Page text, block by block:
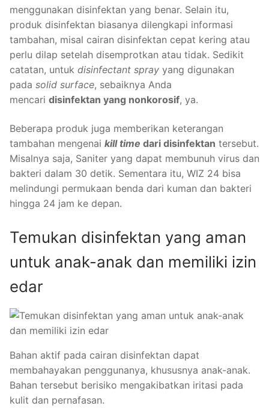
menggunakan disinfektan yang benar. Selain itu,
produk disinfektan biasanya dilengkapi informasi
tambahan, misal cairan disinfektan cepat kering atau
perlu dilap setelah disemprotkan atau tidak. Sedikit
catatan, untuk disinfectant spray yang digunakan
pada solid surface, sebaiknya Anda
mencari disinfektan yang nonkorosif, ya.
Beberapa produk juga memberikan keterangan
tambahan mengenai kill time dari disinfektan tersebut.
Misalnya saja, Saniter yang dapat membunuh virus dan
bakteri dalam 30 detik. Sementara itu, WIZ 24 bisa
melindungi permukaan benda dari kuman dan bakteri
hingga 24 jam ke depan.
Temukan disinfektan yang aman
untuk anak-anak dan memiliki izin
edar
Bahan aktif pada cairan disinfektan dapat
membahayakan penggunanya, khususnya anak-anak.
Bahan tersebut berisiko mengakibatkan iritasi pada
kulit dan pernafasan.